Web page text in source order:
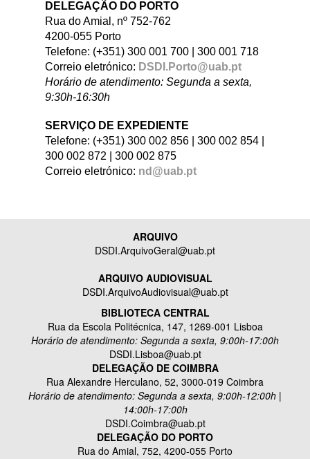
DELEGAÇÃO DO PORTO
Rua do Amial, nº 752-762
4200-055 Porto
Telefone: (+351) 300 001 700 | 300 001 718
Correio eletrónico: DSDI.Porto@uab.pt
Horário de atendimento: Segunda a sexta,
9:30h-16:30h
SERVIÇO DE EXPEDIENTE
Telefone: (+351) 300 002 856 | 300 002 854 |
300 002 872 | 300 002 875
Correio eletrónico: nd@uab.pt
ARQUIVO
DSDI.ArquivoGeral@uab.pt
ARQUIVO AUDIOVISUAL
DSDI.ArquivoAudiovisual@uab.pt
BIBLIOTECA CENTRAL
Rua da Escola Politécnica, 147, 1269-001 Lisboa
Horário de atendimento: Segunda a sexta, 9:00h-17:00h
DSDI.Lisboa@uab.pt
DELEGAÇÃO DE COIMBRA
Rua Alexandre Herculano, 52, 3000-019 Coimbra
Horário de atendimento: Segunda a sexta, 9:00h-12:00h |
14:00h-17:00h
DSDI.Coimbra@uab.pt
DELEGAÇÃO DO PORTO
Rua do Amial, 752, 4200-055 Porto